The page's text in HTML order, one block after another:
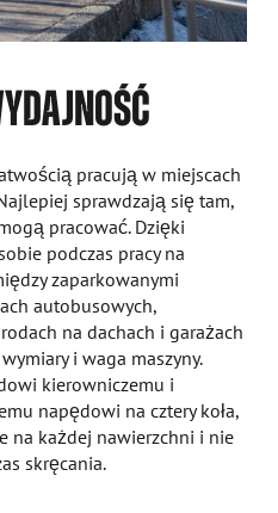
pracują w miejscach
sprawdzają się tam,
pracować. Dzięki
podczas pracy na
zaparkowanymi
autobusowych,
na dachach i garażach
i waga maszyny.
kierowniczemu i
napędowi na cztery koła,
na każdej nawierzchni i nie
skręcania.